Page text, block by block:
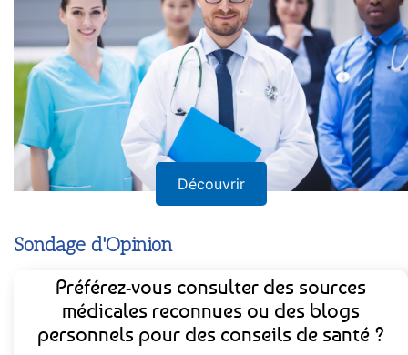
Découvrir
Sondage d'Opinion
Préférez-vous consulter des sources
médicales reconnues ou des blogs
personnels pour des conseils de santé ?